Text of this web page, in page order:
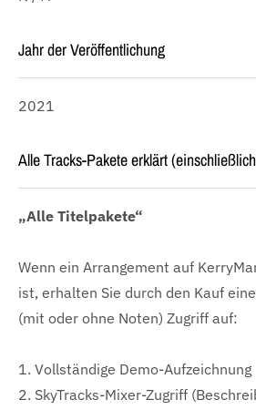
Jahr der Veröffentlichung
2021
Alle Tracks-Pakete erklärt
„Alle Titelpakete“
Wenn ein Arrangement auf
ist, erhalten Sie durch den Kauf
(mit oder ohne Noten) Zugriff auf:
1. Vollständige Demo-Aufzeichnung
2. SkyTracks-Mixer-Zugriff